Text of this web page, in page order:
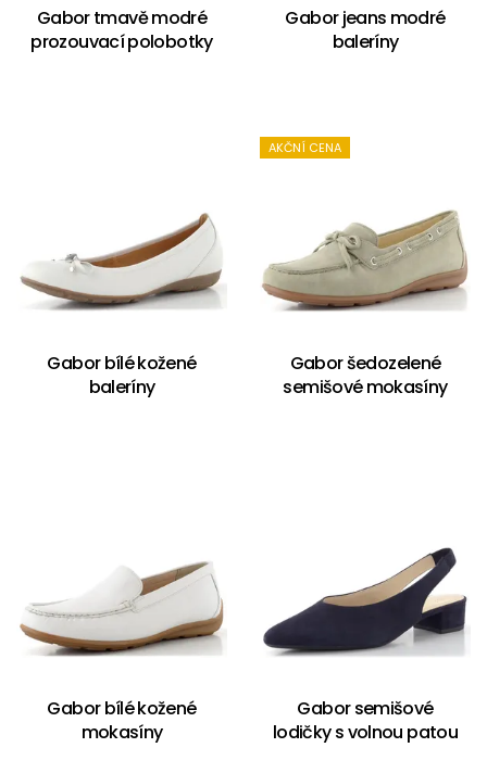
Gabor tmavě modré
prozouvací polobotky
Gabor jeans modré
baleríny
Gabor bílé kožené
baleríny
AKČNÍ CENA
Gabor šedozelené
semišové mokasíny
Gabor bílé kožené
mokasíny
Gabor semišové
lodičky s volnou patou